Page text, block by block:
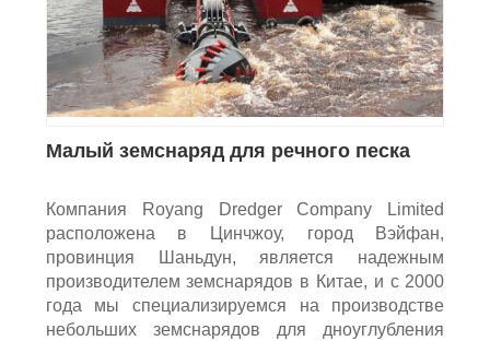
Малый земснаряд для речного песка
Компания Royang Dredger Company Limited
расположена в Цинчжоу, город Вэйфан,
провинция Шаньдун, является надежным
производителем земснарядов в Китае, и с 2000
года мы специализируемся на производстве
небольших земснарядов для дноуглубления